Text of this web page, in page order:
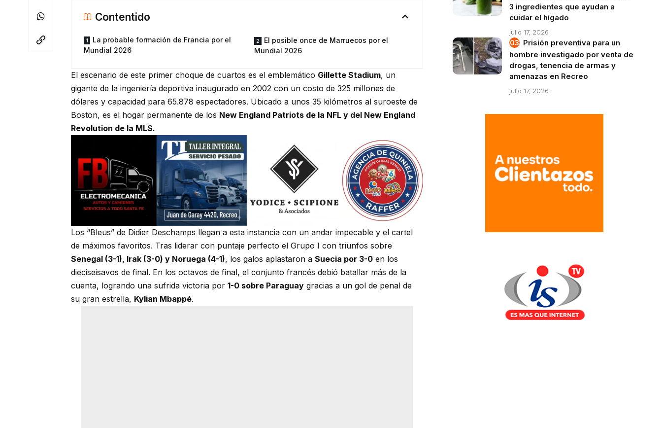
Contentido
La probable formación de Francia por el
Mundial 2026
El posible once de Marruecos por el
Mundial 2026
El escenario de este primer choque de cuartos es el emblemático Gillette Stadium, un
gigante de la ingeniería deportiva inaugurado en 2002 con un costo de 325 millones de
dólares y capacidad para 65.878 espectadores. Ubicado a unos 35 kilómetros al suroeste de
Boston, es el hogar permanente de los New England Patriots de la NFL y del New England
Revolution de la MLS.
Los “Bleus” de Didier Deschamps llegan a esta instancia con un andar impecable y el cartel
de máximos favoritos. Tras liderar con puntaje perfecto el Grupo I con triunfos sobre
Senegal (3-1), Irak (3-0) y Noruega (4-1), los galos aplastaron a Suecia por 3-0 en los
dieciseisavos de final. En los octavos de final, el conjunto francés debió batallar más de la
cuenta, logrando una sufrida victoria por 1-0 sobre Paraguay gracias a un gol de penal de
su gran estrella, Kylian Mbappé.
3 ingredientes que ayudan a
cuidar el hígado
julio 17, 2026
Prisión preventiva para un
hombre investigado por venta de
drogas, tenencia de armas y
amenazas en Recreo
julio 17, 2026